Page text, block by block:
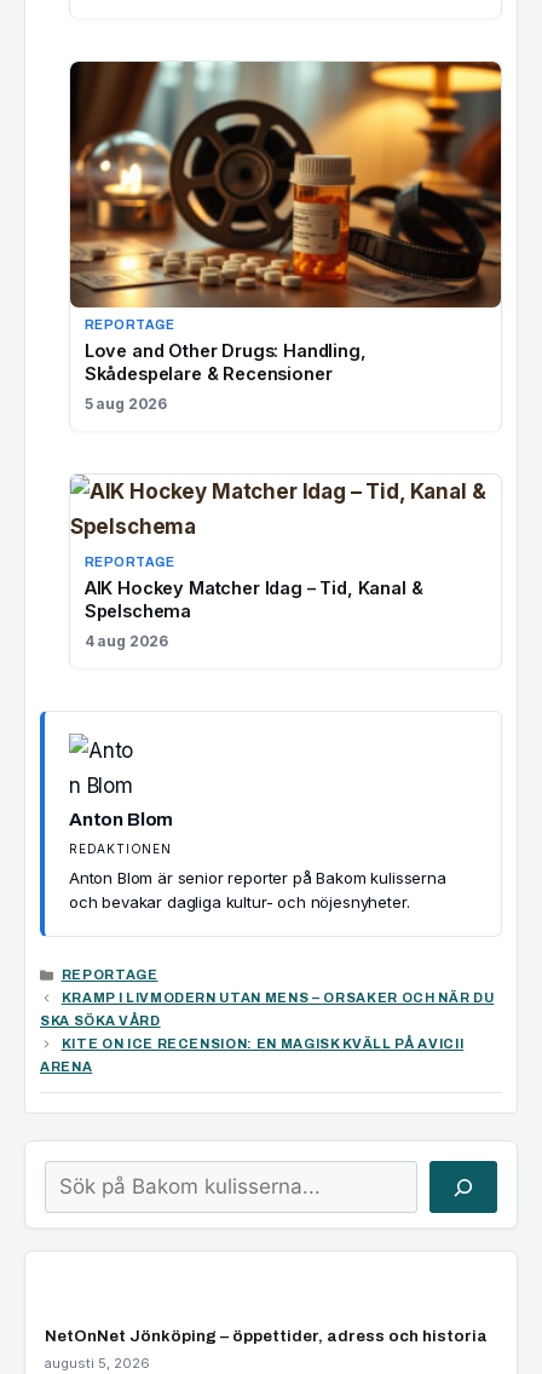
REPORTAGE
Love and Other Drugs: Handling,
Skådespelare & Recensioner
5 aug 2026
REPORTAGE
AIK Hockey Matcher Idag – Tid, Kanal &
Spelschema
4 aug 2026
Anton Blom
REDAKTIONEN
Anton Blom är senior reporter på Bakom kulisserna
och bevakar dagliga kultur- och nöjesnyheter.
KATEGORIER
REPORTAGE
KRAMP I LIVMODERN UTAN MENS – ORSAKER OCH NÄR DU
SKA SÖKA VÅRD
KITE ON ICE RECENSION: EN MAGISK KVÄLL PÅ AVICII
ARENA
Sök
NetOnNet Jönköping – öppettider, adress och historia
augusti 5, 2026